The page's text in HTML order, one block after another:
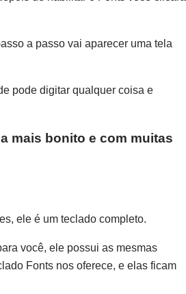
a passo vai aparecer uma tela
pode digitar qualquer coisa e
mais bonito e com muitas
ele é um teclado completo.
você, ele possui as mesmas
Fonts nos oferece, e elas ficam